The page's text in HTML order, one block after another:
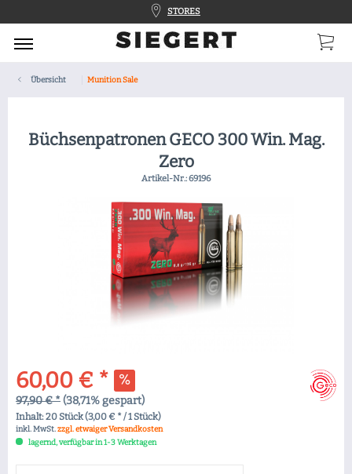
STORES
Übersicht Munition Sale
Büchsenpatronen GECO 300 Win. Mag.
Zero
Artikel-Nr.:69196
60,00 € *
97,90 € *(38,71% gespart)
Inhalt:20 Stück (3,00 € * / 1 Stück)
inkl. MwSt.zzgl. etwaiger Versandkosten
lagernd, verfügbar in 1-3 Werktagen